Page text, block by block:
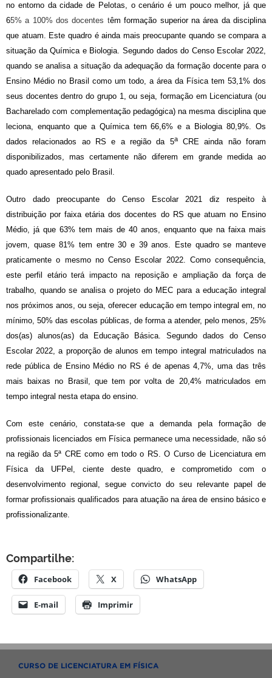
no entorno da cidade de Pelotas, o cenário é um pouco melhor, já que
65% a 100% dos docentes têm formação superior na área da disciplina
que atuam. Este quadro é ainda mais preocupante quando se compara a
situação da Química e Biologia. Segundo dados do Censo Escolar 2022,
quando se analisa a situação da adequação da formação docente para o
Ensino Médio no Brasil como um todo, a área da Física tem 53,1% dos
seus docentes dentro do grupo 1, ou seja, formação em Licenciatura (ou
Bacharelado com complementação pedagógica) na mesma disciplina que
leciona, enquanto que a Química tem 66,6% e a Biologia 80,9%. Os
dados relacionados ao RS e a região da 5aCRE ainda não foram
disponibilizados, mas certamente não diferem em grande medida ao
quado apresentado pelo Brasil.
Outro dado preocupante do Censo Escolar 2021
diz respeito à
distribuição por faixa etária dos docentes do RS que atuam no Ensino
Médio, já que 63% tem mais de 40 anos, enquanto que na faixa mais
jovem, quase 81% tem entre 30 e 39 anos.
Este quadro se manteve
praticamente o mesmo no Censo Escolar 2022. Como consequência,
este perfil etário terá impacto na reposição e ampliação da força de
trabalho, quando se analisa o projeto do MEC para a educação integral
nos próximos anos,ou seja, oferecer educação em tempo integral em, no
mínimo, 50% das escolas públicas, de forma a atender, pelo menos, 25%
dos(as) alunos(as) da Educação Básica. Segundo dados do Censo
Escolar 2022,a proporção de alunos em tempo integral matriculados na
rede pública de Ensino Médio no RS é de apenas 4,7%, uma das três
mais baixas no Brasil, que tem por volta de 20,4% matriculados em
tempo integral nesta etapa do ensino.
Com este cenário, constata-se que a demanda pela formação de
profissionais licenciados em Física permanece uma necessidade, não só
na região da 5ª CRE como em todo o RS. O Curso de Licenciatura em
Física da UFPel, ciente deste quadro,e comprometido com o
desenvolvimento regional, segue convicto do seu relevante papel de
formar profissionais qualificados para atuação na área de ensino básico e
profissionalizante.
Compartilhe:
Facebook X WhatsApp
E-mail Imprimir
CURSO DE LICENCIATURA EM FÍSICA